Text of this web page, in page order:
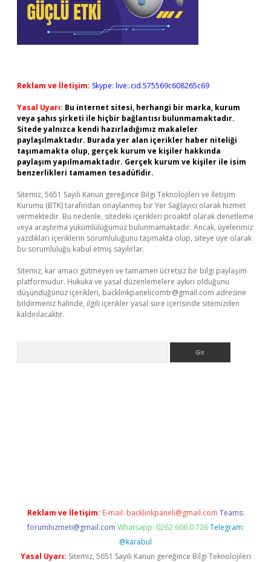
Reklam ve İletişim: Skype: live:.cid.575569c608265c69
Yasal Uyarı: Bu internet sitesi, herhangi bir marka, kurum
veya şahıs şirketi ile hiçbir bağlantısı bulunmamaktadır.
Sitede yalnızca kendi hazırladığımız makaleler
paylaşılmaktadır. Burada yer alan içerikler haber niteliği
taşımamakta olup, gerçek kurum ve kişiler hakkında
paylaşım yapılmamaktadır. Gerçek kurum ve kişiler ile isim
benzerlikleri tamamen tesadüfidir.
Sitemiz, 5651 Sayılı Kanun gereğince Bilgi Teknolojileri ve İletişim
Kurumu (BTK) tarafından onaylanmış bir Yer Sağlayıcı olarak hizmet
vermektedir. Bu nedenle, sitedeki içerikleri proaktif olarak denetleme
veya araştırma yükümlülüğümüz bulunmamaktadır. Ancak, üyelerimiz
yazdıkları içeriklerin sorumluluğunu taşımakta olup, siteye üye olarak
bu sorumluluğu kabul etmiş sayılırlar.
Sitemiz, kar amacı gütmeyen ve tamamen ücretsiz bir bilgi paylaşım
platformudur. Hukuka ve yasal düzenlemelere aykırı olduğunu
düşündüğünüz içerikleri, backlinkpanelicomtr@gmail.com adresine
bildirmeniz halinde, ilgili içerikler yasal süre içerisinde sitemizden
kaldırılacaktır.
Reklam ve İletişim: E-mail: backlinkpaneli@gmail.com Teams:
forumhizmeti@gmail.com Whatsapp: 0262 606 0 726 Telegram:
@karabul
Yasal Uyarı: Sitemiz, 5651 Sayılı Kanun gereğince Bilgi Teknolojileri